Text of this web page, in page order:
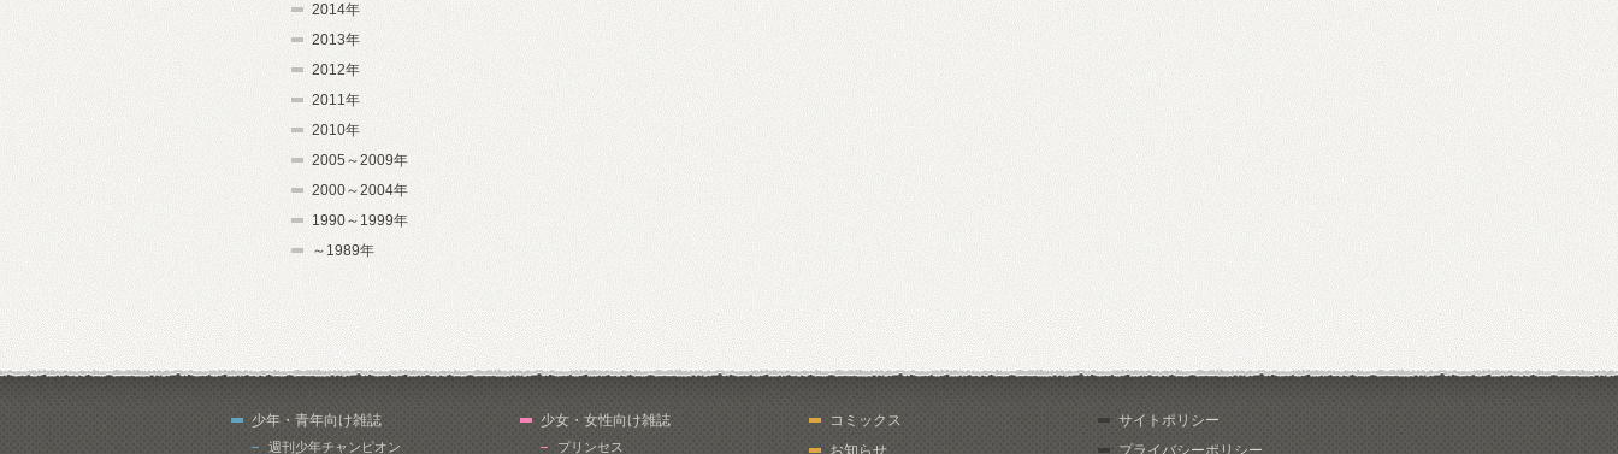
2014年
2013年
2012年
2011年
2010年
2005～2009年
2000～2004年
1990～1999年
～1989年
少年・青年向け雑誌
週刊少年チャンピオン
少女・女性向け雑誌
プリンセス
コミックス
お知らせ
サイトポリシー
プライバシーポリシー